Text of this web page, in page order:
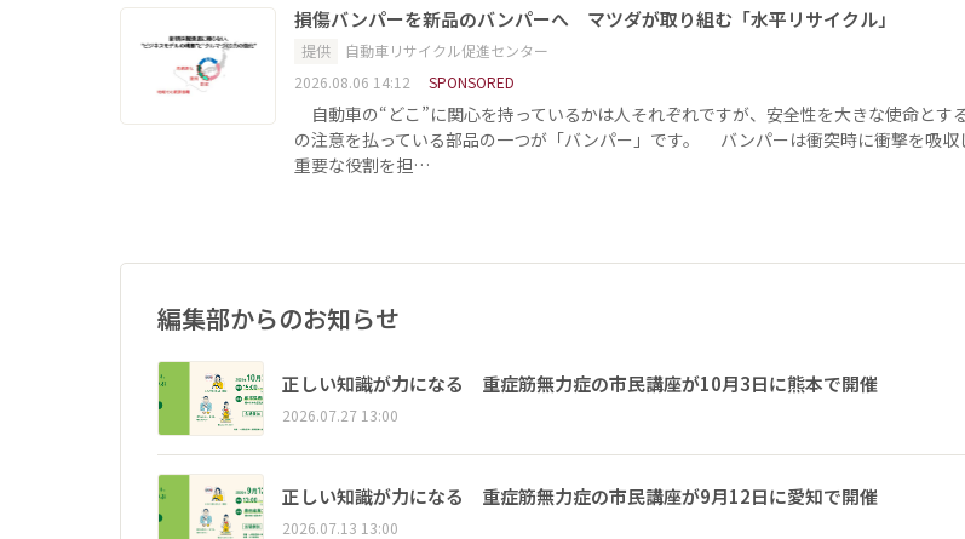
損傷バンパーを新品のバンパーへ マツダが取り組む「水平リサイクル」
提供
自動車リサイクル促進センター
2026.08.06 14:12
SPONSORED
自動車の“どこ”に関心を持っているかは人それぞれですが、安全性を大きな使命とす
の注意を払っている部品の一つが「バンパー」です。 バンパーは衝突時に衝撃を吸収
重要な役割を担…
編集部からのお知らせ
正しい知識が力になる 重症筋無力症の市民講座が10月3日に熊本で開催
2026.07.27 13:00
正しい知識が力になる 重症筋無力症の市民講座が9月12日に愛知で開催
2026.07.13 13:00